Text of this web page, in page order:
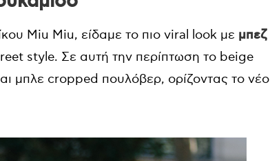
Miu Miu, είδαμε το πιο viral look με μπεζ
style. Σε αυτή την περίπτωση το beige
μπλε cropped πουλόβερ, ορίζοντας το νέο